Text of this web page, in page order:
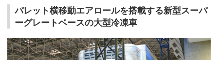
パレット横移動エアロールを搭載する新型スーパ
ーグレートベースの大型冷凍車